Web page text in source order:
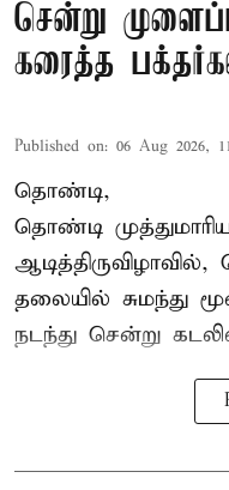
சென்று
கரைத்த
Published on: 06 Aug 2026,
தொண்டி,
தொண்டி
தலையில் சுமந்து
நடந்து சென்று